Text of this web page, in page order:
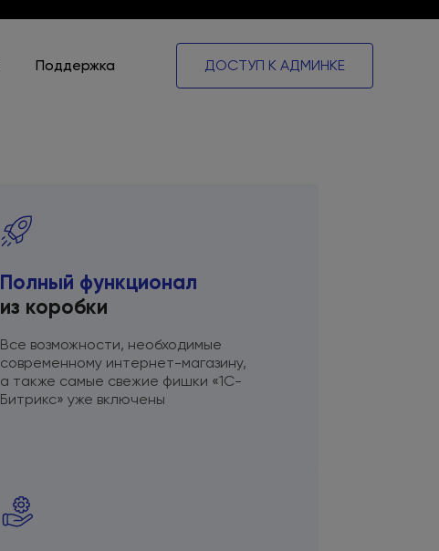
Поддержка ДОСТУП К АДМИНКЕ
Полный функционал
из коробки
Все возможности, необходимые
современному интернет-магазину,
а также самые свежие фишки «1С-
Битрикс» уже включены